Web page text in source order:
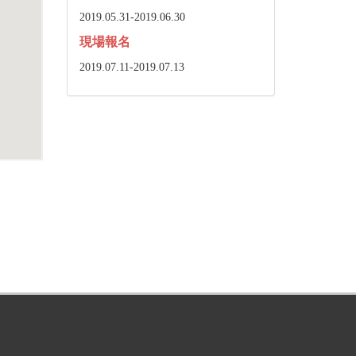
2019.05.31-2019.06.30
現場報名
2019.07.11-2019.07.13